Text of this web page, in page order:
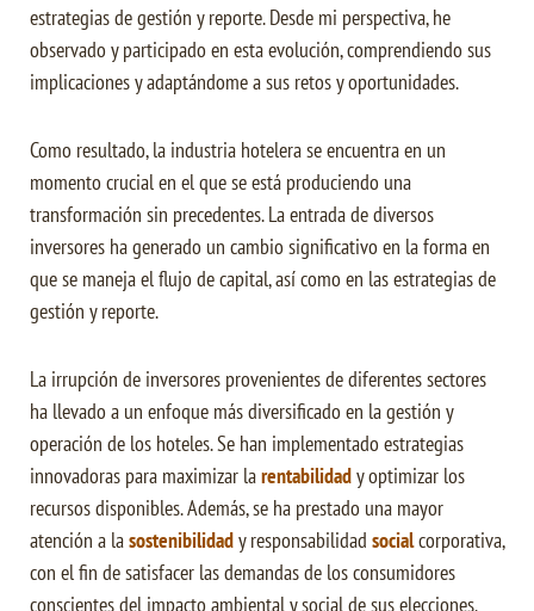
estrategias de gestión y reporte. Desde mi perspectiva, he
observado y participado en esta evolución, comprendiendo sus
implicaciones y adaptándome a sus retos y oportunidades.
Como resultado, la industria hotelera se encuentra en un
momento crucial en el que se está produciendo una
transformación sin precedentes. La entrada de diversos
inversores ha generado un cambio significativo en la forma en
que se maneja el flujo de capital, así como en las estrategias de
gestión y reporte.
La irrupción de inversores provenientes de diferentes sectores
ha llevado a un enfoque más diversificado en la gestión y
operación de los hoteles. Se han implementado estrategias
innovadoras para maximizar larentabilidady optimizar los
recursos disponibles. Además, se ha prestado una mayor
atención a lasostenibilidady responsabilidad socialcorporativa,
con el fin de satisfacer las demandas de los consumidores
conscientes del impacto ambiental y social de sus elecciones.